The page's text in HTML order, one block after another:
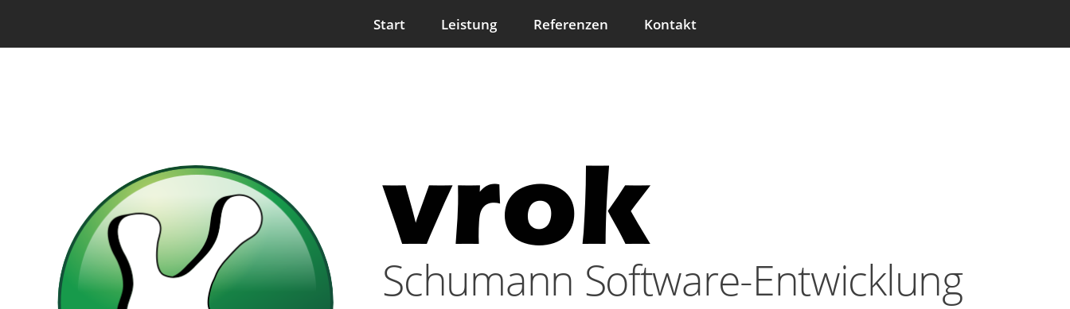
Start Leistung Referenzen Kontakt
Schumann Software-Entwicklung